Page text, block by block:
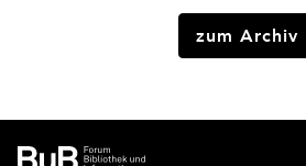
zum Archiv